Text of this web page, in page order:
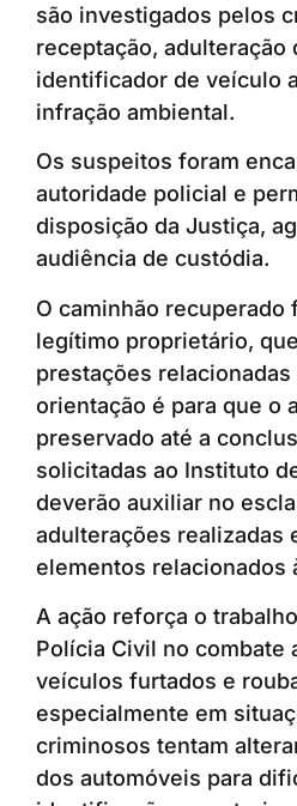
são investigados pelos
receptação, adulteração
identificador de veículo
infração ambiental.
Os suspeitos foram
autoridade policial e
disposição da Justiça,
audiência de custódia.
O caminhão recuperado
legítimo proprietário,
prestações
orientação é para que o
preservado até a
solicitadas ao Instituto
deverão auxiliar no
adulterações realizadas
elementos relacionados
A ação reforça o
Polícia Civil no combate
veículos furtados e
especialmente em
criminosos tentam
dos automóveis para